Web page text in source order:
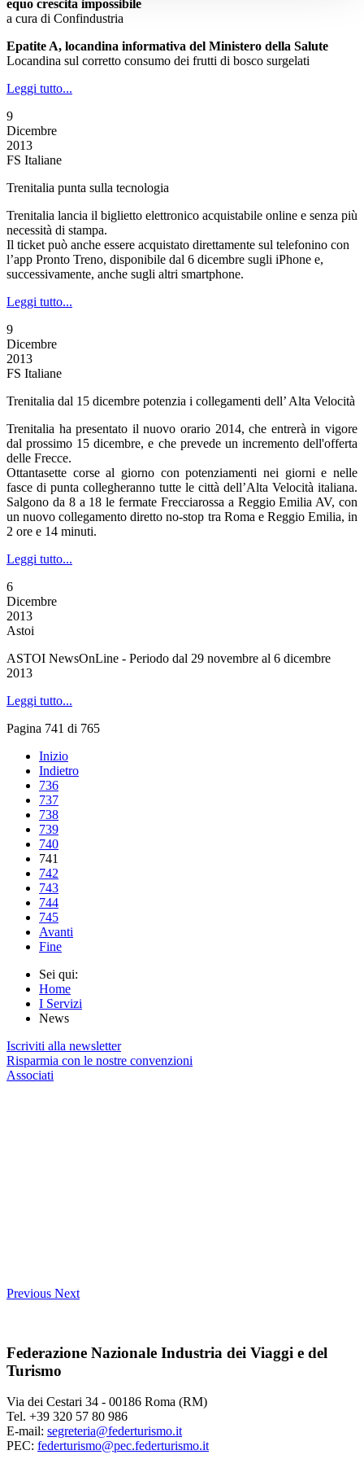
equo crescita impossibile
a cura di Confindustria
Epatite A, locandina informativa del Ministero della Salute
Locandina sul corretto consumo dei frutti di bosco surgelati
Leggi tutto...
9
Dicembre
2013
FS Italiane
Trenitalia punta sulla tecnologia
Trenitalia lancia il biglietto elettronico acquistabile online e senza più
necessità di stampa.
Il ticket può anche essere acquistato direttamente sul telefonino con
l’app Pronto Treno, disponibile dal 6 dicembre sugli iPhone e,
successivamente, anche sugli altri smartphone.
Leggi tutto...
9
Dicembre
2013
FS Italiane
Trenitalia dal 15 dicembre potenzia i collegamenti dell’ Alta Velocità
Trenitalia ha presentato il nuovo orario 2014, che entrerà in vigore
dal prossimo 15 dicembre, e che prevede un incremento dell'offerta
delle Frecce.
Ottantasette corse al giorno con potenziamenti nei giorni e nelle
fasce di punta collegheranno tutte le città dell’Alta Velocità italiana.
Salgono da 8 a 18 le fermate Frecciarossa a Reggio Emilia AV, con
un nuovo collegamento diretto no-stop tra Roma e Reggio Emilia, in
2 ore e 14 minuti.
Leggi tutto...
6
Dicembre
2013
Astoi
ASTOI NewsOnLine - Periodo dal 29 novembre al 6 dicembre
2013
Leggi tutto...
Pagina 741 di 765
Inizio
Indietro
736
737
738
739
740
741
742
743
744
745
Avanti
Fine
Sei qui:
Home
I Servizi
News
Iscriviti alla newsletter
Risparmia con le nostre convenzioni
Associati
Previous Next
Federazione Nazionale Industria dei Viaggi e del
Turismo
Via dei Cestari 34 - 00186 Roma (RM)
Tel. +39 320 57 80 986
E-mail: segreteria@federturismo.it
PEC: federturismo@pec.federturismo.it